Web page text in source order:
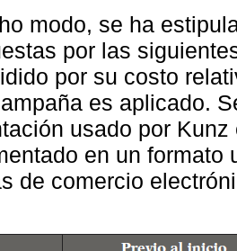
modo, se ha
por las
por su costo
es aplicado.
usado por
en un formato
de comercio